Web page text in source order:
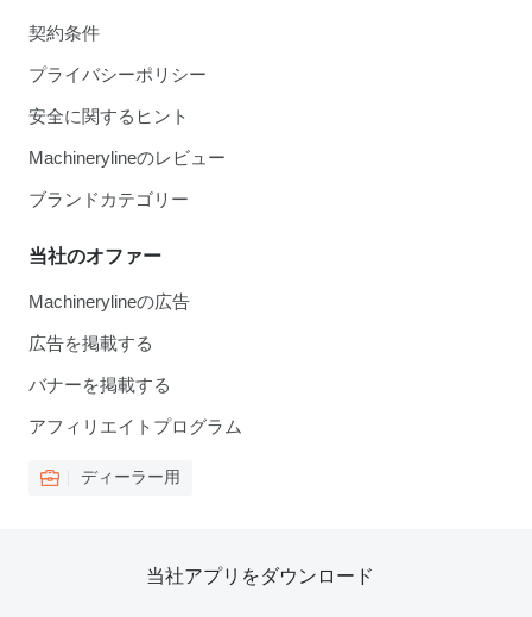
契約条件
プライバシーポリシー
安全に関するヒント
Machinerylineのレビュー
ブランドカテゴリー
当社のオファー
Machinerylineの広告
広告を掲載する
バナーを掲載する
アフィリエイトプログラム
ディーラー用
当社アプリをダウンロード